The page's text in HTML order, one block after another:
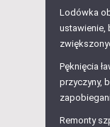
Lodówka
ustawienie,
Pęknięcia
przyczyny,
Remonty